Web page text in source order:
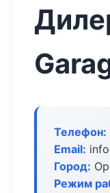
Телефон:
Email:
Город:
Режим